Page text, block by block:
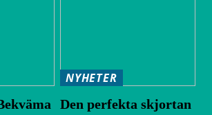
NYHETER
Den perfekta skjortan